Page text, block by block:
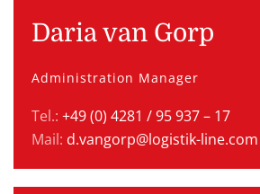
Daria van Gorp
Administration Manager
Tel.: +49 (0) 4281 / 95 937 – 17
Mail: d.vangorp@logistik-line.com